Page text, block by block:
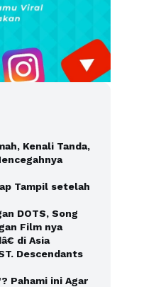
Kenali Tanda,
Tampil setelah
DOTS, Song
Film nya
di Asia
Descendants
Pahami ini Agar